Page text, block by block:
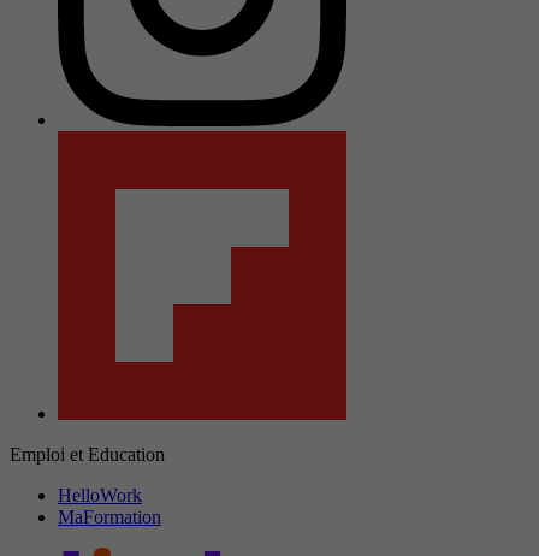
Emploi et Education
HelloWork
MaFormation